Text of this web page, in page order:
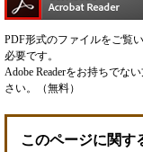
PDF形式のファイルをご覧
必要です。
Adobe Readerをお持ちでな
さい。（無料）
このページに関す